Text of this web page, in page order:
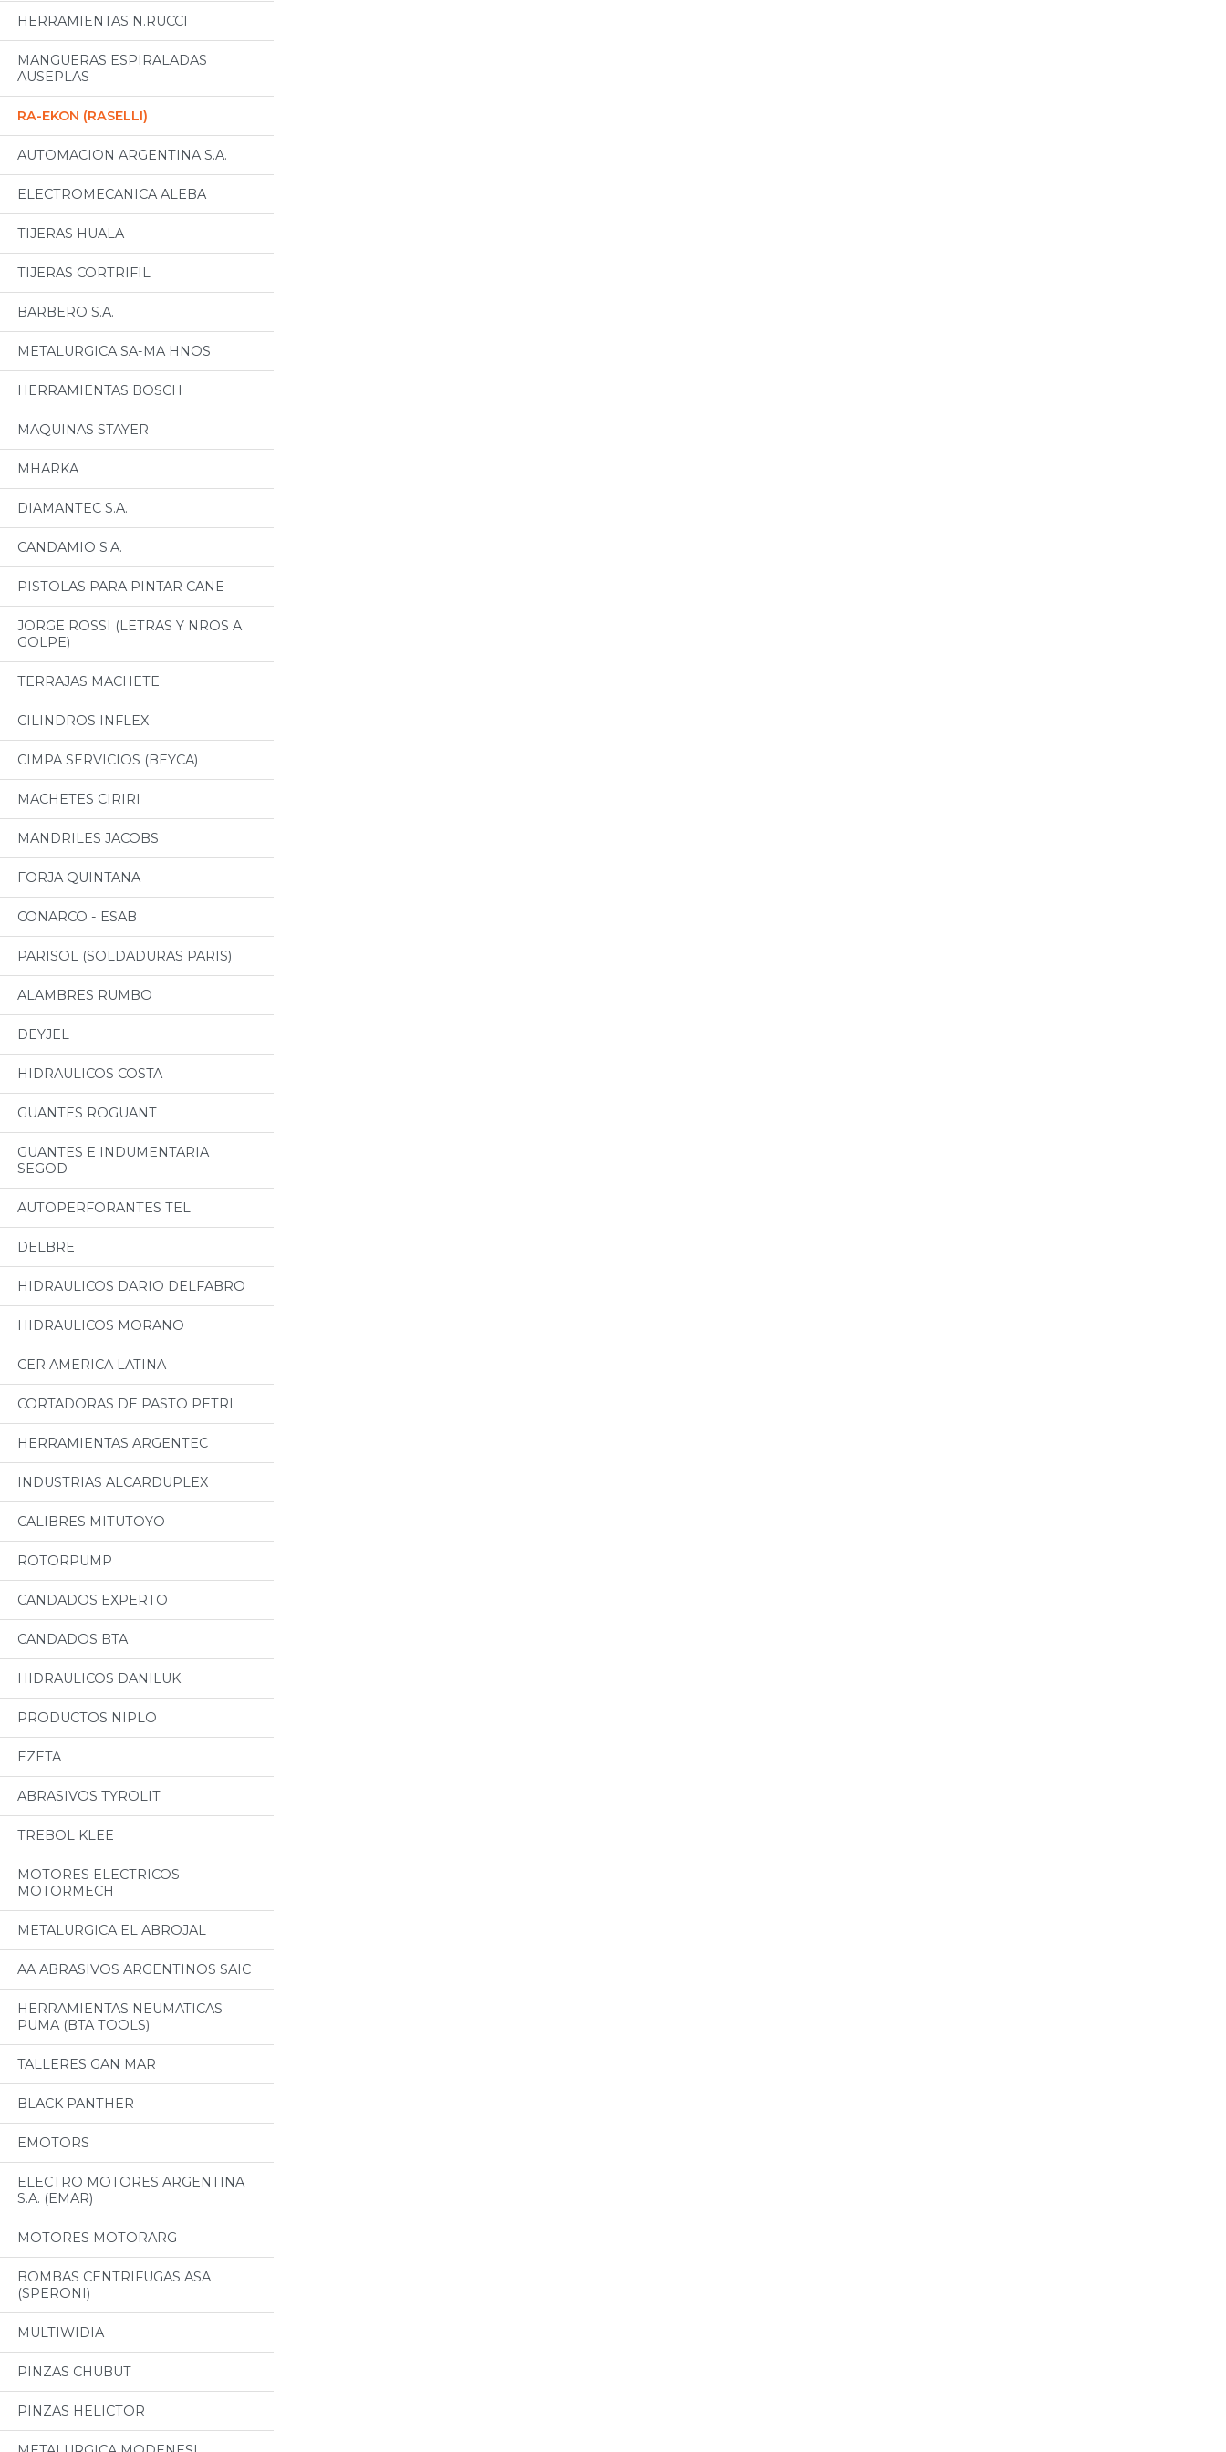
HERRAMIENTAS N.RUCCI
MANGUERAS ESPIRALADAS
AUSEPLAS
RA-EKON (RASELLI)
AUTOMACION ARGENTINA S.A.
ELECTROMECANICA ALEBA
TIJERAS HUALA
TIJERAS CORTRIFIL
BARBERO S.A.
METALURGICA SA-MA HNOS
HERRAMIENTAS BOSCH
MAQUINAS STAYER
MHARKA
DIAMANTEC S.A.
CANDAMIO S.A.
PISTOLAS PARA PINTAR CANE
JORGE ROSSI (LETRAS Y NROS A
GOLPE)
TERRAJAS MACHETE
CILINDROS INFLEX
CIMPA SERVICIOS (BEYCA)
MACHETES CIRIRI
MANDRILES JACOBS
FORJA QUINTANA
CONARCO - ESAB
PARISOL (SOLDADURAS PARIS)
ALAMBRES RUMBO
DEYJEL
HIDRAULICOS COSTA
GUANTES ROGUANT
GUANTES E INDUMENTARIA
SEGOD
AUTOPERFORANTES TEL
DELBRE
HIDRAULICOS DARIO DELFABRO
HIDRAULICOS MORANO
CER AMERICA LATINA
CORTADORAS DE PASTO PETRI
HERRAMIENTAS ARGENTEC
INDUSTRIAS ALCARDUPLEX
CALIBRES MITUTOYO
ROTORPUMP
CANDADOS EXPERTO
CANDADOS BTA
HIDRAULICOS DANILUK
PRODUCTOS NIPLO
EZETA
ABRASIVOS TYROLIT
TREBOL KLEE
MOTORES ELECTRICOS
MOTORMECH
METALURGICA EL ABROJAL
AA ABRASIVOS ARGENTINOS SAIC
HERRAMIENTAS NEUMATICAS
PUMA (BTA TOOLS)
TALLERES GAN MAR
BLACK PANTHER
EMOTORS
ELECTRO MOTORES ARGENTINA
S.A. (EMAR)
MOTORES MOTORARG
BOMBAS CENTRIFUGAS ASA
(SPERONI)
MULTIWIDIA
PINZAS CHUBUT
PINZAS HELICTOR